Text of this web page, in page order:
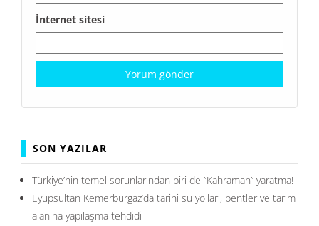
İnternet sitesi
SON YAZILAR
Türkiye’nin temel sorunlarından biri de ”Kahraman” yaratma!
Eyüpsultan Kemerburgaz’da tarihi su yolları, bentler ve tarım
alanına yapılaşma tehdidi